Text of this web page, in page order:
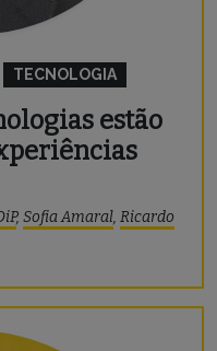
TECNOLOGIA
estão
, Sofia Amaral, Ricardo